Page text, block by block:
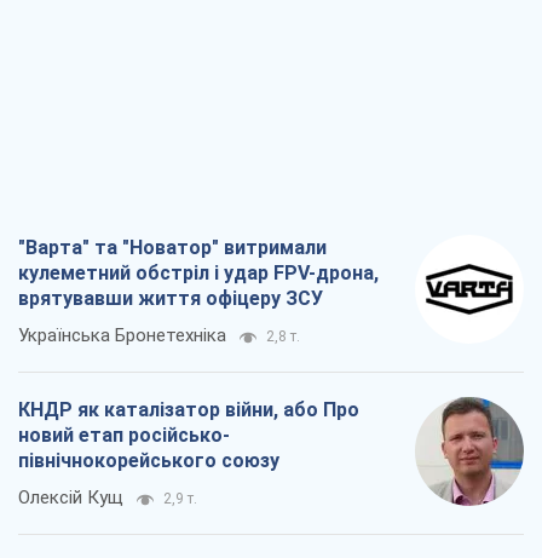
"Варта" та "Новатор" витримали
кулеметний обстріл і удар FPV-дрона,
врятувавши життя офіцеру ЗСУ
Українська Бронетехніка 2,8 т.
КНДР як каталізатор війни, або Про
новий етап російсько-
північнокорейського союзу
Олексій Кущ 2,9 т.